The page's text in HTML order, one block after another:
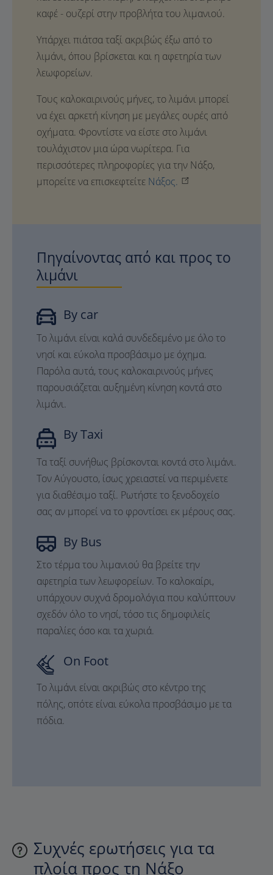
καφέ - ουζερί στην προβλήτα του λιμανιού.
Υπάρχει πιάτσα ταξί ακριβώς έξω από το
λιμάνι, όπου βρίσκεται και η αφετηρία των
λεωφορείων.
Τους καλοκαιρινούς μήνες, το λιμάνι μπορεί
να έχει αρκετή κίνηση με μεγάλες ουρές από
οχήματα. Φροντίστε να είστε στο λιμάνι
τουλάχιστον μια ώρα νωρίτερα. Για
περισσότερες πληροφορίες για την Νάξο,
μπορείτε να επισκεφτείτε Νάξος.
Πηγαίνοντας από και προς το
λιμάνι
By car
Το λιμάνι είναι καλά συνδεδεμένο με όλο το
νησί και εύκολα προσβάσιμο με όχημα.
Παρόλα αυτά, τους καλοκαιρινούς μήνες
παρουσιάζεται αυξημένη κίνηση κοντά στο
λιμάνι.
By Taxi
Τα ταξί συνήθως βρίσκονται κοντά στο λιμάνι.
Τον Αύγουστο, ίσως χρειαστεί να περιμένετε
για διαθέσιμο ταξί. Ρωτήστε το ξενοδοχείο
σας αν μπορεί να το φροντίσει εκ μέρους σας.
By Bus
Στο τέρμα του λιμανιού θα βρείτε την
αφετηρία των λεωφορείων. Το καλοκαίρι,
υπάρχουν συχνά δρομολόγια που καλύπτουν
σχεδόν όλο το νησί, τόσο τις δημοφιλείς
παραλίες όσο και τα χωριά.
On Foot
Το λιμάνι είναι ακριβώς στο κέντρο της
πόλης, οπότε είναι εύκολα προσβάσιμο με τα
πόδια.
Συχνές ερωτήσεις για τα
πλοία προς τη Νάξο